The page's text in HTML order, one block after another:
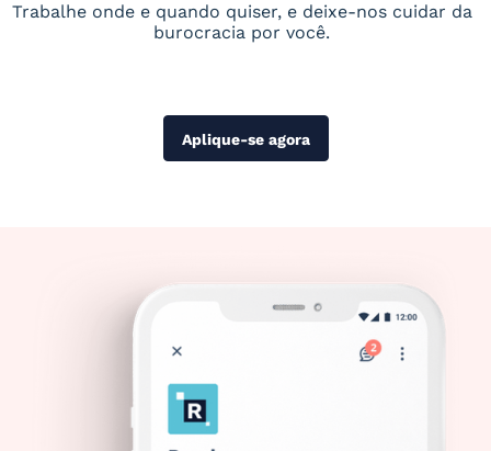
Trabalhe onde e quando quiser, e deixe-nos cuidar da
burocracia por você.
Aplique-se agora